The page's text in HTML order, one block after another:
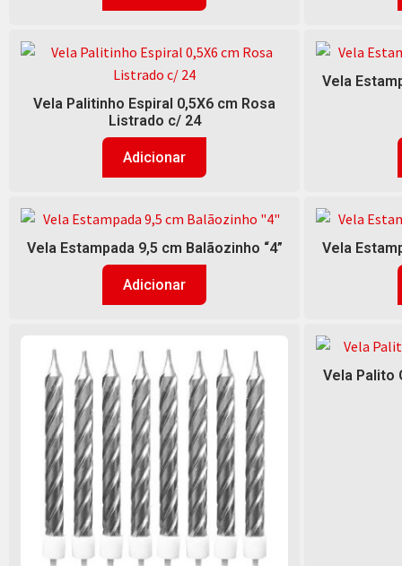
Vela Palitinho Espiral 0,5X6 cm Rosa
Listrado c/ 24
Adicionar
Vela
Vela Estampada 9,5 cm Balãozinho “4”
Adicionar
Vela
Vela Palito